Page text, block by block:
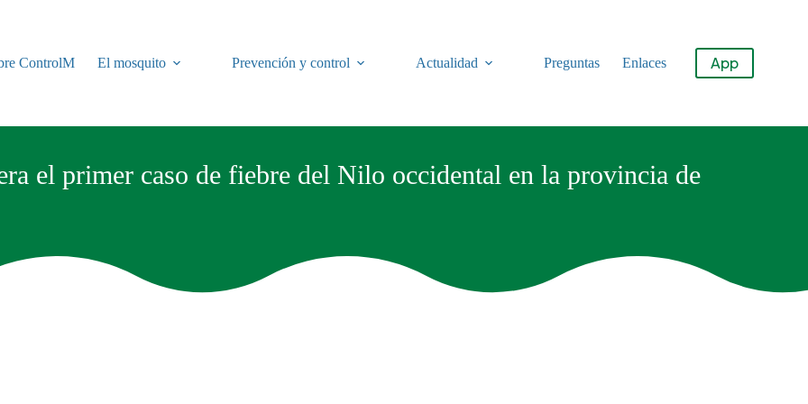
ControlM
El mosquito Prevención y control Actualidad Preguntas Enlaces App
el primer caso de fiebre del Nilo occidental en la provincia de